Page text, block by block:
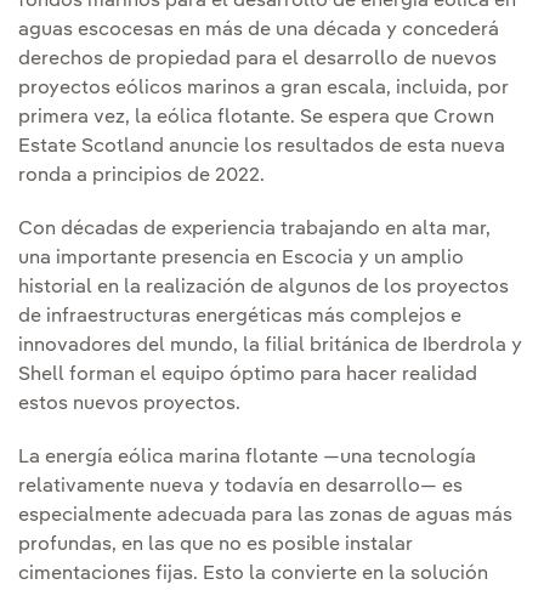
aguas escocesas en más de una década y concederá
derechos de propiedad para el desarrollo de nuevos
proyectos eólicos marinos a gran escala, incluida, por
primera vez, la eólica flotante. Se espera que Crown
Estate Scotland anuncie los resultados de esta nueva
ronda a principios de 2022.
Con décadas de experiencia trabajando en alta mar,
una importante presencia en Escocia y un amplio
historial en la realización de algunos de los proyectos
de infraestructuras energéticas más complejos e
innovadores del mundo, la filial británica de Iberdrola y
Shell forman el equipo óptimo para hacer realidad
estos nuevos proyectos.
La energía eólica marina flotante —una tecnología
relativamente nueva y todavía en desarrollo— es
especialmente adecuada para las zonas de aguas más
profundas, en las que no es posible instalar
cimentaciones fijas. Esto la convierte en la solución